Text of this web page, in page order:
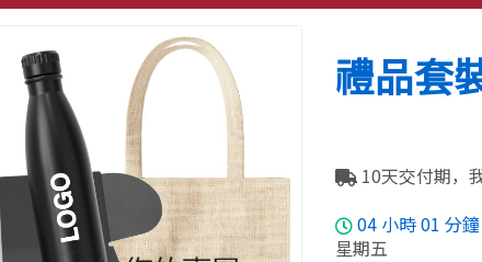
禮品套
10天交付期，
04小時01 分
星期五